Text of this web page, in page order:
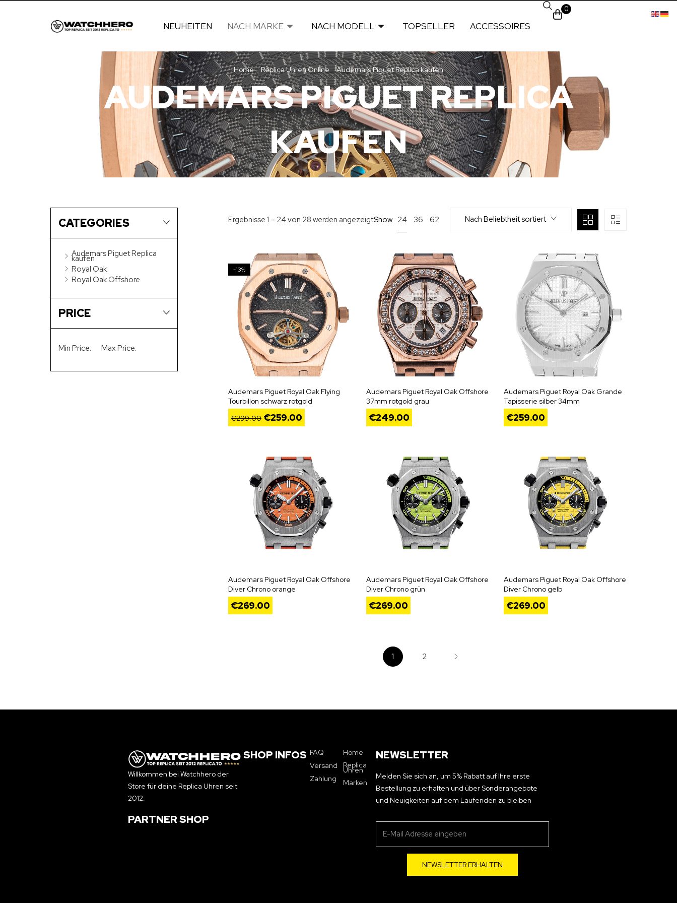
NEUHEITEN NACH MARKE NACH MODELL TOPSELLER ACCESSOIRES
0
AUDEMARS PIGUET REPLICA
KAUFEN
Home / Replica Uhren Online / Audemars Piguet Replica kaufen
CATEGORIES
Audemars Piguet Replica
kaufen
Royal Oak
Royal Oak Offshore
PRICE
Min Price: Max Price:
Ergebnisse 1 – 24 von 28 werden angezeigtShow 24 36 62 Nach Beliebtheit sortiert
-13%
Audemars Piguet Royal Oak Flying
Tourbillon schwarz rotgold
€299.00 €259.00
Audemars Piguet Royal Oak Offshore
37mm rotgold grau
€249.00
Audemars Piguet Royal Oak Grande
Tapisserie silber 34mm
€259.00
Audemars Piguet Royal Oak Offshore
Diver Chrono orange
€269.00
Audemars Piguet Royal Oak Offshore
Diver Chrono grün
€269.00
Audemars Piguet Royal Oak Offshore
Diver Chrono gelb
€269.00
1 2
Willkommen bei Watchhero der
Store für deine Replica Uhren seit
2012.
PARTNER SHOP
SHOP INFOS FAQ
Versand
Zahlung
Home
Replica
Uhren
Marken
NEWSLETTER
Melden Sie sich an, um 5% Rabatt auf Ihre erste
Bestellung zu erhalten und über Sonderangebote
und Neuigkeiten auf dem Laufenden zu bleiben
NEWSLETTER ERHALTEN